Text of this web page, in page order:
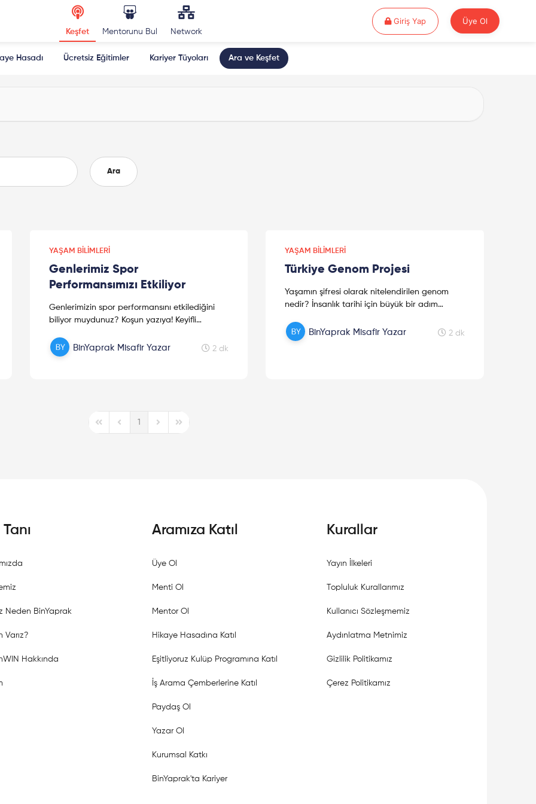
Keşfet Mentorunu Bul Network
Giriş YapGiriş Yap Üye Ol
Hasadı Ücretsiz Eğitimler Kariyer Tüyoları Ara ve Keşfet
Ara
YAŞAM BILIMLERI
Genlerimiz Spor
Performansımızı Etkiliyor
Genlerimizin spor performansını etkilediğini
biliyor muydunuz? Koşun yazıya! Keyifli
BinYaprak Misafir Yazar 2 dk
YAŞAM BILIMLERI
Türkiye Genom Projesi
Yaşamın şifresi olarak nitelendirilen genom
nedir? İnsanlık tarihi için büyük bir adım
ardından Türkiye Genom Projesi neyi
hedeflemektedir?
BinYaprak Misafir Yazar 2 dk
First PagePrevious Page
1
Next PageLast Page
Neden BinYaprak
Varız?
Hakkında
Aramıza Katıl
Üye Ol
Menti Ol
Mentor Ol
Hikaye Hasadına Katıl
Eşitliyoruz Kulüp Programına Katıl
İş Arama Çemberlerine Katıl
Paydaş Ol
Yazar Ol
Kurumsal Katkı
BinYaprak'ta Kariyer
Kurallar
Yayın İlkeleri
Topluluk Kurallarımız
Kullanıcı Sözleşmemiz
Aydınlatma Metnimiz
Gizlilik Politikamız
Çerez Politikamız